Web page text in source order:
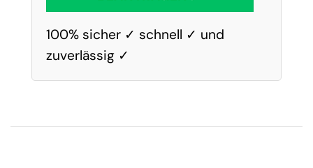
100% sicher ✓ schnell ✓ und
zuverlässig ✓